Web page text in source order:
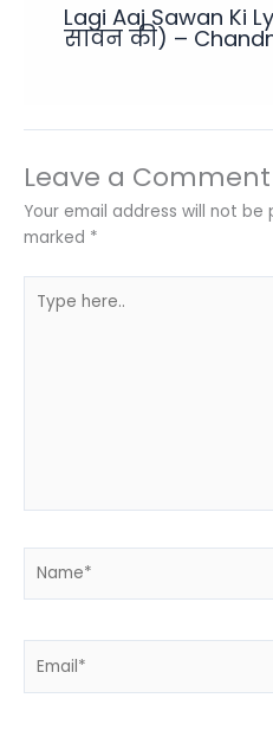
Lagi Aaj Sawan Ki
सावन की) –
Leave a Comment
Your email address will not be
marked *
here..